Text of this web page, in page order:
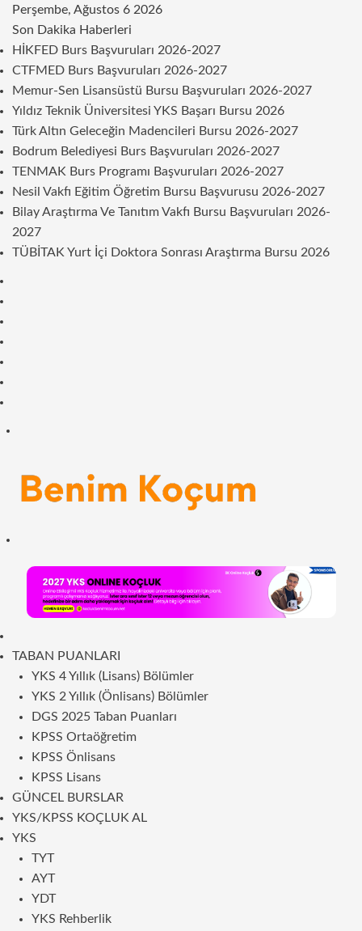
Perşembe, Ağustos 6 2026
Son Dakika Haberleri
HİKFED Burs Başvuruları 2026-2027
CTFMED Burs Başvuruları 2026-2027
Memur-Sen Lisansüstü Bursu Başvuruları 2026-2027
Yıldız Teknik Üniversitesi YKS Başarı Bursu 2026
Türk Altın Geleceğin Madencileri Bursu 2026-2027
Bodrum Belediyesi Burs Başvuruları 2026-2027
TENMAK Burs Programı Başvuruları 2026-2027
Nesil Vakfı Eğitim Öğretim Bursu Başvurusu 2026-2027
Bilay Araştırma Ve Tanıtım Vakfı Bursu Başvuruları 2026-
2027
TÜBİTAK Yurt İçi Doktora Sonrası Araştırma Bursu 2026
TABAN PUANLARI
YKS 4 Yıllık (Lisans) Bölümler
YKS 2 Yıllık (Önlisans) Bölümler
DGS 2025 Taban Puanları
KPSS Ortaöğretim
KPSS Önlisans
KPSS Lisans
GÜNCEL BURSLAR
YKS/KPSS KOÇLUK AL
YKS
TYT
AYT
YDT
YKS Rehberlik